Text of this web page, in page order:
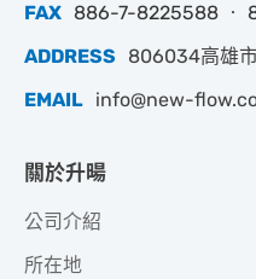
FAX 886-7-8225588 ‧
ADDRESS
806034高雄
EMAIL info@new-
關於升暘
公司介紹
所在地